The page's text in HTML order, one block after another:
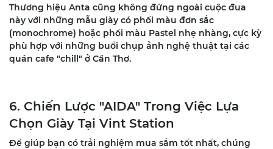
Thương hiệu Anta cũng không đứng ngoài cuộc đua
này với những mẫu giày có phối màu đơn sắc
(monochrome) hoặc phối màu Pastel nhẹ nhàng, cực kỳ
phù hợp với những buổi chụp ảnh nghệ thuật tại các
quán cafe "chill" ở Cần Thơ.
6. Chiến Lược "AIDA" Trong Việc Lựa
Chọn Giày Tại Vint Station
Để giúp bạn có trải nghiệm mua sắm tốt nhất, chúng